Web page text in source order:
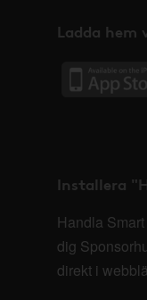
Ladda hem
Installera
Handla
dig
direkt i